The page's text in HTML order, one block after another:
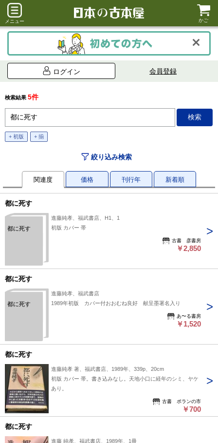
メニュー かご
ログイン 会員登録
検索結果 5件
+ 初版 + 揃
絞り込み検索
関連度 価格 刊行年 新着順
都に死す
都に死す
進藤純孝、福武書店、H1、1
初版 カバー 帯
古書 彦書房
￥2,850
都に死す
都に死す
進藤純孝、福武書店
1989年初版 カバー付おおむね良好 献呈墨署名入り
あ〜る書房
￥1,520
都に死す
進藤純孝 著、福武書店、1989年、339p、20cm
初版 カバー 帯。書き込みなし。天地小口に経年のシミ、ヤケ
あり。
古書 ポランの市
￥700
都に死す
進藤 純孝、福武書店、1989年、1冊